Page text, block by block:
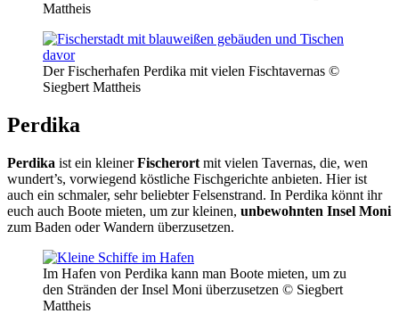
Mattheis
Der Fischerhafen Perdika mit vielen Fischtavernas ©
Siegbert Mattheis
Perdika
Perdika ist ein kleinerFischerort mit vielen Tavernas, die, wen
wundert’s, vorwiegend köstliche Fischgerichte anbieten. Hier ist
auch ein schmaler, sehr beliebter Felsenstrand. In Perdika könnt ihr
euch auch Boote mieten, um zur kleinen, unbewohnten Insel Moni
zum Baden oder Wandern überzusetzen.
Im Hafen von Perdika kann man Boote mieten, um zu
den Stränden der Insel Moni überzusetzen © Siegbert
Mattheis